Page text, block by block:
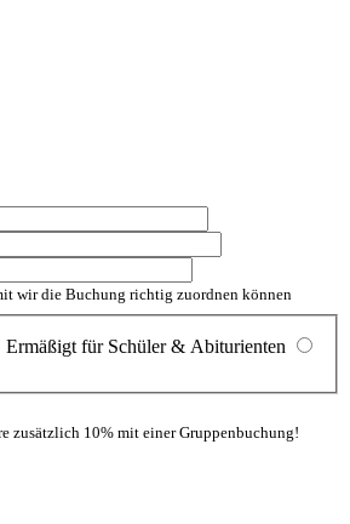
wir die Buchung richtig zuordnen können
Ermäßigt für Schüler & Abiturienten
zusätzlich 10% mit einer Gruppenbuchung!